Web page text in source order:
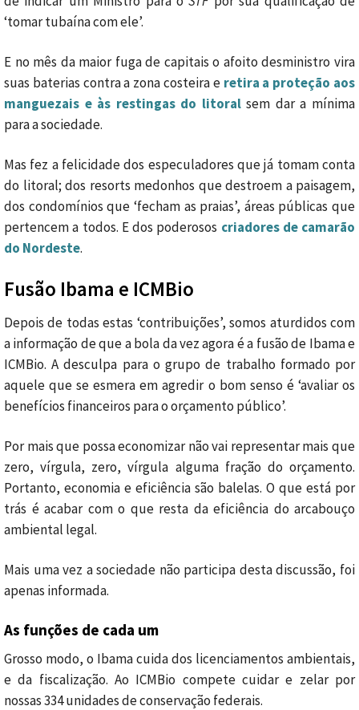
‘tomar tubaína com ele’.
E no mês da maior fuga de capitais o afoito desministro vira
suas baterias contra a zona costeira e retira a proteção aos
manguezais e às restingas do litoralsem dar a mínima
para a sociedade.
Mas fez a felicidade dos especuladores que já tomam conta
do litoral; dos resorts medonhos que destroem a paisagem,
dos condomínios que ‘fecham as praias’, áreas públicas que
pertencem a todos. E dos poderosos criadores de camarão
do Nordeste.
Fusão Ibama e ICMBio
Depois de todas estas ‘contribuições’, somos aturdidos com
a informação de que a bola da vez agora é a fusão de Ibama e
ICMBio. A desculpa para o grupo de trabalho formado por
aquele que se esmera em agredir o bom senso é ‘avaliar os
benefícios financeiros para o orçamento público’.
Por mais que possa economizar não vai representar mais que
zero, vírgula, zero, vírgula alguma fração do orçamento.
Portanto, economia e eficiência são balelas. O que está por
trás é acabar com o que resta da eficiência do arcabouço
ambiental legal.
Mais uma vez a sociedade não participa desta discussão, foi
apenas informada.
As funções de cada um
Grosso modo, o Ibama cuida dos licenciamentos ambientais,
e da fiscalização. Ao ICMBio compete cuidar e zelar por
nossas 334 unidades de conservação federais.